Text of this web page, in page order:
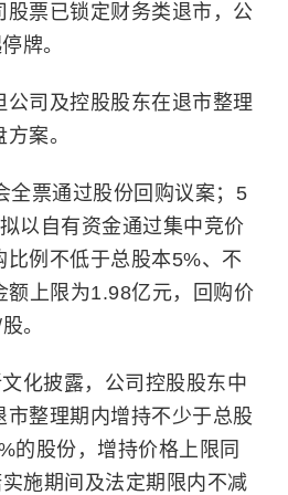
股票已锁定财务类退市，公
牌。
司及控股股东在退市整理
案。
全票通过股份回购议案；5
以自有资金通过集中竞价
比例不低于总股本5%、不
额上限为1.98亿元，回购价
。
化披露，公司控股股东中
市整理期内增持不少于总股
的股份，增持价格上限同
施期间及法定期限内不减